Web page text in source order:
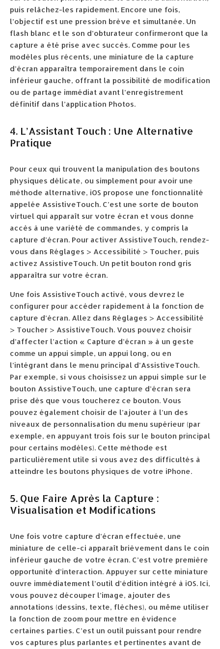
puis relâchez-les rapidement. Encore une fois,
l’objectif est une pression brève et simultanée. Un
flash blanc et le son d’obturateur confirmeront que la
capture a été prise avec succès. Comme pour les
modèles plus récents, une miniature de la capture
d’écran apparaîtra temporairement dans le coin
inférieur gauche, offrant la possibilité de modification
ou de partage immédiat avant l’enregistrement
définitif dans l’application Photos.
4. L’Assistant Touch : Une Alternative
Pratique
Pour ceux qui trouvent la manipulation des boutons
physiques délicate, ou simplement pour avoir une
méthode alternative, iOS propose une fonctionnalité
appelée AssistiveTouch. C’est une sorte de bouton
virtuel qui apparaît sur votre écran et vous donne
accès à une variété de commandes, y compris la
capture d’écran. Pour activer AssistiveTouch, rendez-
vous dans Réglages > Accessibilité > Toucher, puis
activez AssistiveTouch. Un petit bouton rond gris
apparaîtra sur votre écran.
Une fois AssistiveTouch activé, vous devrez le
configurer pour accéder rapidement à la fonction de
capture d’écran. Allez dans Réglages > Accessibilité
> Toucher > AssistiveTouch. Vous pouvez choisir
d’affecter l’action « Capture d’écran » à un geste
comme un appui simple, un appui long, ou en
l’intégrant dans le menu principal d’AssistiveTouch.
Par exemple, si vous choisissez un appui simple sur le
bouton AssistiveTouch, une capture d’écran sera
prise dès que vous toucherez ce bouton. Vous
pouvez également choisir de l’ajouter à l’un des
niveaux de personnalisation du menu supérieur (par
exemple, en appuyant trois fois sur le bouton principal
pour certains modèles). Cette méthode est
particulièrement utile si vous avez des difficultés à
atteindre les boutons physiques de votre iPhone.
5. Que Faire Après la Capture :
Visualisation et Modifications
Une fois votre capture d’écran effectuée, une
miniature de celle-ci apparaît brièvement dans le coin
inférieur gauche de votre écran. C’est votre première
opportunité d’interaction. Appuyer sur cette miniature
ouvre immédiatement l’outil d’édition intégré à iOS. Ici,
vous pouvez découper l’image, ajouter des
annotations (dessins, texte, flèches), ou même utiliser
la fonction de zoom pour mettre en évidence
certaines parties. C’est un outil puissant pour rendre
vos captures plus parlantes et pertinentes avant de